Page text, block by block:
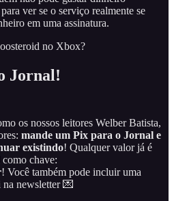
ver se o serviço realmente se
em uma assinatura.
no Xbox?
Jornal!
os nossos leitores Welber Batista,
mande um Pix para o Jornal e
existindo! Qualquer valor já é
chave:
! Você também pode incluir uma
na newsletter 💌